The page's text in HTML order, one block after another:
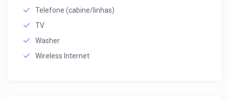
Telefone (cabine/linhas)
TV
Washer
Wireless Internet